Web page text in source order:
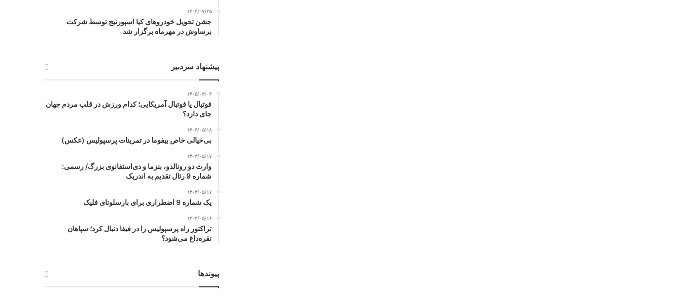
۱۴۰۴/۰۷/۲۵
جشن تحویل خودروهای کیا اسپورتیج توسط شرکت
برساوش در مهرماه برگزار شد
پیشنهاد سردبیر
۱۴۰۵/۰۴/۰۴
فوتبال یا فوتبال آمریکایی؛ کدام ورزش در قلب مردم جهان
جای دارد؟
۱۴۰۴/۰۵/۱۸
بی‌خیالی خاص بیفوما در تمرینات پرسپولیس (عکس)
۱۴۰۴/۰۵/۱۷
وارث دو رونالدو، بنزما و دی‌استفانوی بزرگ/ رسمی:
شماره 9 رئال تقدیم به اندریک
۱۴۰۴/۰۵/۱۷
یک شماره 9 اضطراری برای بارسلونای فلیک
۱۴۰۴/۰۵/۱۶
تراکتور راه پرسپولیس را در فیفا دنبال کرد؛ سپاهان
نقره‌داغ می‌شود؟
پیوندها